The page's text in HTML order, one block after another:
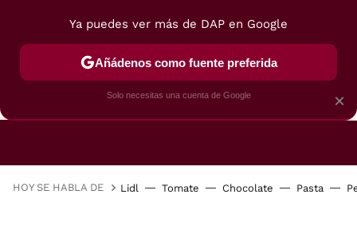
FREIDORAS DE AIRE GUÍAS DE
HOY SE HABLA DE Lidl Tomate Chocolate Pasta
×
Ya puedes ver más de DAP en Google
Añádenos como fuente preferida
Solo necesitas una cuenta de Google